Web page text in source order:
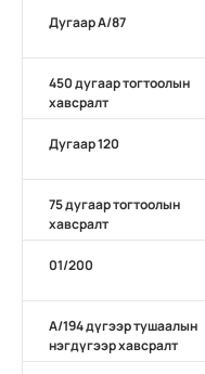
Дугаар А/87
450 дугаар тогтоолын
хавсралт
Дугаар 120
75 дугаар тогтоолын
хавсралт
01/200
А/194 дүгээр тушаалын
нэгдүгээр хавсралт